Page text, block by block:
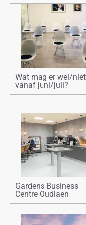
Wat mag er wel/niet
vanaf juni/juli?
Gardens Business
Centre Oudlaen